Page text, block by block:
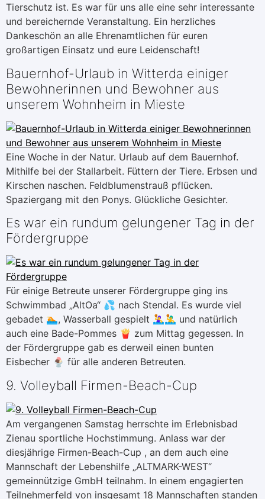
Tierschutz ist. Es war für uns alle eine sehr interessante
und bereichernde Veranstaltung. Ein herzliches
Dankeschön an alle Ehrenamtlichen für euren
großartigen Einsatz und eure Leidenschaft!
Bauernhof-Urlaub in Witterda einiger
Bewohnerinnen und Bewohner aus
unserem Wohnheim in Mieste
Eine Woche in der Natur. Urlaub auf dem Bauernhof.
Mithilfe bei der Stallarbeit. Füttern der Tiere. Erbsen und
Kirschen naschen. Feldblumenstrauß pflücken.
Spaziergang mit den Ponys. Glückliche Gesichter.
Es war ein rundum gelungener Tag in der
Fördergruppe
Für einige Betreute unserer Fördergruppe ging ins
Schwimmbad „AltOa“ 💦 nach Stendal. Es wurde viel
gebadet 🏊, Wasserball gespielt 🤽‍♀🤽‍♂ und natürlich
auch eine Bade-Pommes 🍟 zum Mittag gegessen. In
der Fördergruppe gab es derweil einen bunten
Eisbecher 🍨 für alle anderen Betreuten.
9. Volleyball Firmen-Beach-Cup
Am vergangenen Samstag herrschte im Erlebnisbad
Zienau sportliche Hochstimmung. Anlass war der
diesjährige Firmen-Beach-Cup , an dem auch eine
Mannschaft der Lebenshilfe „ALTMARK-WEST“
gemeinnützige GmbH teilnahm. In einem engagierten
Teilnehmerfeld von insgesamt 18 Mannschaften standen